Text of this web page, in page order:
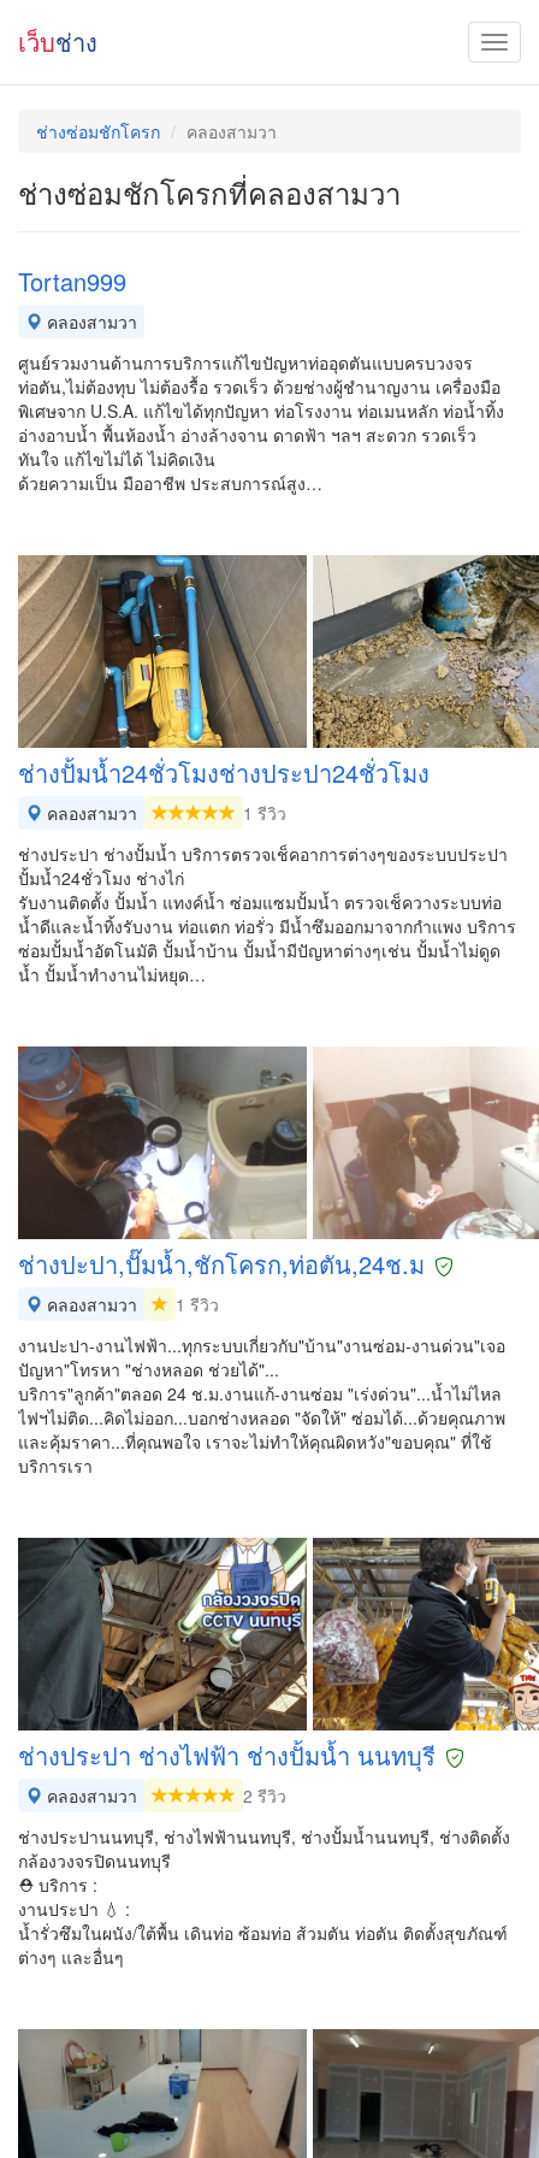
เว็บช่าง
ช่างซ่อมชักโครก คลองสามวา
ช่างซ่อมชักโครกที่คลองสามวา
Tortan999
คลองสามวา
ศูนย์รวมงานด้านการบริการแก้ไขปัญหาท่ออุดตันแบบครบวงจร
ท่อตัน,ไม่ต้องทุบ ไม่ต้องรื้อ รวดเร็ว ด้วยช่างผู้ชำนาญงาน เครื่องมือ
พิเศษจาก U.S.A. แก้ไขได้ทุกปัญหา ท่อโรงงาน ท่อเมนหลัก ท่อน้ำทิ้ง
อ่างอาบน้ำ พื้นห้องน้ำ อ่างล้างจาน ดาดฟ้า ฯลฯ สะดวก รวดเร็ว
ทันใจ แก้ไขไม่ได้ ไม่คิดเงิน
ด้วยความเป็น มืออาชีพ ประสบการณ์สูง…
ช่างปั้มน้ำ24ชั่วโมงช่างประปา24ชั่วโมง
คลองสามวา
1 รีวิว
ช่างประปา ช่างปั้มน้ำ บริการตรวจเช็คอาการต่างๆของระบบประปา
ปั้มน้ำ24ชั่วโมง ช่างไก่
รับงานติดตั้ง ปั้มน้ำ แทงค์น้ำ ซ่อมแซมปั้มน้ำ ตรวจเช็ควางระบบท่อ
น้ำดีและน้ำทิ้งรับงาน ท่อแตก ท่อรั่ว มีน้ำซึมออกมาจากกำแพง บริการ
ซ่อมปั้มน้ำอัตโนมัติ ปั้มน้ำบ้าน ปั้มน้ำมีปัญหาต่างๆเช่น ปั้มน้ำไม่ดูด
น้ำ ปั้มน้ำทำงานไม่หยุด…
ช่างปะปา,ปั๊มน้ำ,ชักโครก,ท่อตัน,24ช.ม
คลองสามวา
1 รีวิว
งานปะปา-งานไฟฟ้า...ทุกระบบเกี่ยวกับ"บ้าน"งานซ่อม-งานด่วน"เจอ
ปัญหา"โทรหา "ช่างหลอด ช่วยได้"...
บริการ"ลูกค้า"ตลอด 24 ช.ม.งานแก้-งานซ่อม "เร่งด่วน"...น้ำไม่ไหล
ไฟฯไม่ติด...คิดไม่ออก...บอกช่างหลอด "จัดให้" ซ่อมได้...ด้วยคุณภาพ
และคุ้มราคา...ที่คุณพอใจ เราจะไม่ทำให้คุณผิดหวัง"ขอบคุณ" ที่ใช้
บริการเรา
ช่างประปา ช่างไฟฟ้า ช่างปั้มน้ำ นนทบุรี
คลองสามวา
2 รีวิว
ช่างประปานนทบุรี, ช่างไฟฟ้านนทบุรี, ช่างปั้มน้ำนนทบุรี, ช่างติดตั้ง
กล้องวงจรปิดนนทบุรี
⛑ บริการ :
งานประปา 💧 :
น้ำรั่วซึมในผนัง/ใต้พื้น เดินท่อ ซ้อมท่อ ส้วมตัน ท่อตัน ติดตั้งสุขภัณฑ์
ต่างๆ และอื่นๆ